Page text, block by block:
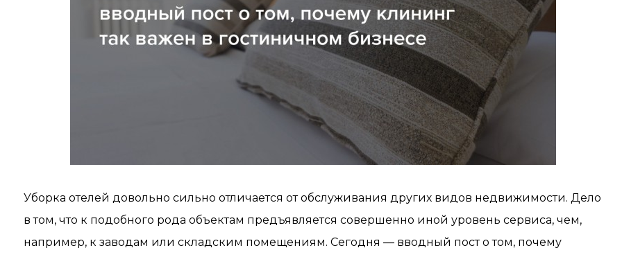
Уборка отелей довольно сильно отличается от обслуживания других видов недвижимости. Дело
в том, что к подобного рода объектам предъявляется совершенно иной уровень сервиса, чем,
например, к заводам или складским помещениям. Сегодня — вводный пост о том, почему